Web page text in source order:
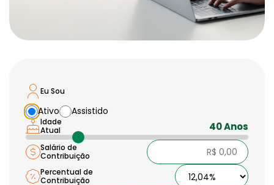
Eu Sou
Ativo Assistido
Idade
Atual
40 Anos
Salário de
Contribuição
Percentual de
Contribuição